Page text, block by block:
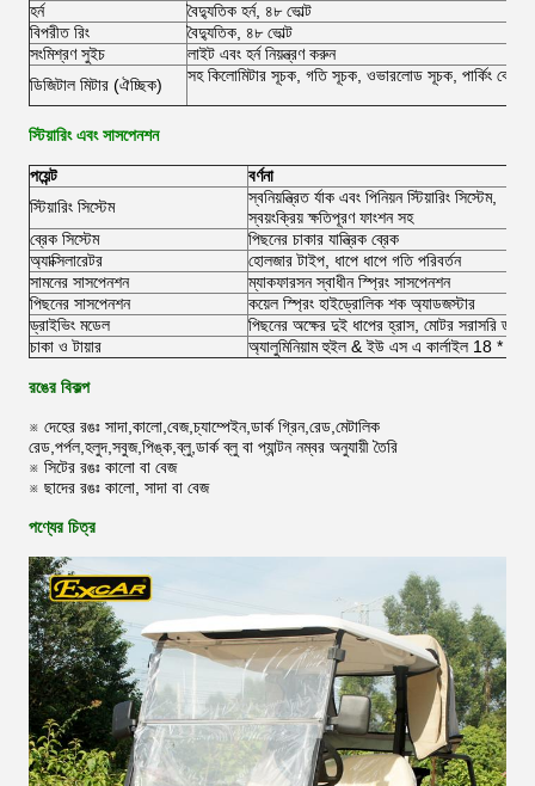
হর্ন
বৈদ্যুতিক হর্ন, ৪৮ ভোল্ট
বিপরীত রিং
বৈদ্যুতিক, ৪৮ ভোল্ট
সংমিশ্রণ সুইচ
লাইট এবং হর্ন নিয়ন্ত্রণ করুন
ডিজিটাল মিটার (ঐচ্ছিক)
সহ কিলোমিটার সূচক, গতি সূচক, ওভারলোড সূচক, পার্কিং ব্রেক
স্টিয়ারিং এবং সাসপেনশন
পয়েন্ট
বর্ণনা
স্টিয়ারিং সিস্টেম
স্বনিয়ন্ত্রিত র্যাক এবং পিনিয়ন স্টিয়ারিং সিস্টেম,
স্বয়ংক্রিয় ক্ষতিপূরণ ফাংশন সহ
ব্রেক সিস্টেম
পিছনের চাকার যান্ত্রিক ব্রেক
অ্যাক্সিলারেটর
হোলজার টাইপ, ধাপে ধাপে গতি পরিবর্তন
সামনের সাসপেনশন
ম্যাকফারসন স্বাধীন স্প্রিং সাসপেনশন
পিছনের সাসপেনশন
কয়েল স্প্রিং হাইড্রোলিক শক অ্যাডজস্টার
ড্রাইভিং মডেল
পিছনের অক্ষের দুই ধাপের হ্রাস, মোটর সরাসরি
চাকা ও টায়ার
অ্যালুমিনিয়াম হুইল & ইউ এস এ কার্লাইল 18 *
রঙের বিকল্প
※ দেহের রঙঃ সাদা,কালো,বেজ,চ্যাম্পেইন,ডার্ক গ্রিন,রেড,মেটালিক
রেড,পর্পল,হলুদ,সবুজ,পিঙ্ক,ব্লু,ডার্ক ব্লু বা প্যান্টন নম্বর অনুযায়ী তৈরি
※ সিটের রঙঃ কালো বা বেজ
※ ছাদের রঙঃ কালো, সাদা বা বেজ
পণ্যের চিত্র